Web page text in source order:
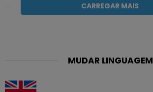
CARREGAR MAIS
MUDAR LINGUAGEM